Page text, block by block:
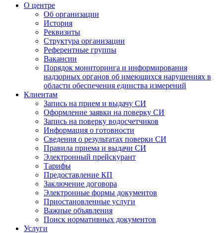
О центре
Об организации
История
Реквизиты
Структура организации
Референтные группы
Вакансии
Порядок мониторинга и информирования
надзорных органов об имеющихся нарушениях в
области обеспечения единства измерений
Клиентам
Запись на прием и выдачу СИ
Оформление заявки на поверку СИ
Запись на поверку водосчетчиков
Информация о готовности
Сведения о результатах поверки СИ
Правила приема и выдачи СИ
Электронный прейскурант
Тарифы
Предоставление КП
Заключение договора
Электронные формы документов
Приостановленные услуги
Важные объявления
Поиск нормативных документов
Услуги